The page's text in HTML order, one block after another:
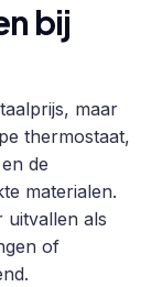
bij
maar
thermostaat,
de
materialen.
uitvallen als
of